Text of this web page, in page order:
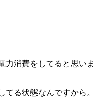
力消費をしてると思いま
てる状態なんですから。